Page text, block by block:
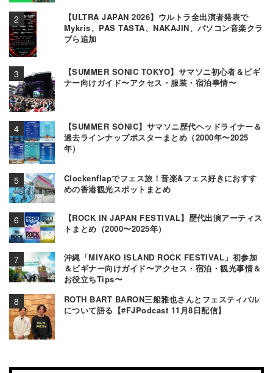
【ULTRA JAPAN 2026】ウルトラ全出演者発表で
Mykris、PAS TASTA、NAKAJIN、パソコン音楽クラ
ブら追加
【SUMMER SONIC TOKYO】サマソニ初心者＆ビギ
ナー向けガイド〜アクセス・服装・宿泊事情〜
【SUMMER SONIC】サマソニ歴代ヘッドライナー＆
過去ラインナップポスターまとめ（2000年〜2025
年）
Clockenflapでフェス旅！音楽&フェス好きにおすす
めの香港観光スポットまとめ
【ROCK IN JAPAN FESTIVAL】歴代出演アーティス
トまとめ（2000〜2025年）
沖縄「MIYAKO ISLAND ROCK FESTIVAL」初参加
＆ビギナー向けガイド〜アクセス・宿泊・観光事情＆
お役立ちTips〜
ROTH BART BARON三船雅也さんとフェスティバル
について語る【#FJPodcast 11月8日配信】